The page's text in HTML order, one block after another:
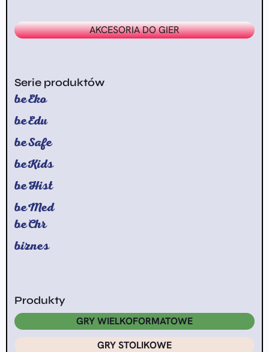
AKCESORIA DO GIER
Serie produktów
beEko
beEdu
beSafe
beKids
beHist
beMed
beChr
biznes
Produkty
GRY WIELKOFORMATOWE
GRY STOLIKOWE